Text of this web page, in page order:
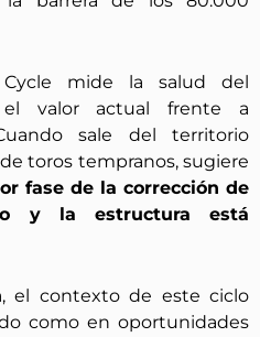
mide la salud del
el valor actual frente a
sale del territorio
toros tempranos, sugiere
fase de la corrección de
y la estructura está
el contexto de este ciclo
como en oportunidades